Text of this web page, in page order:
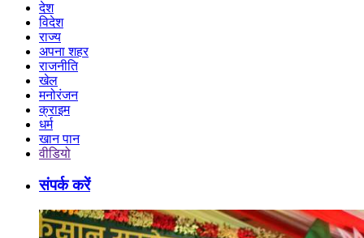
देश
विदेश
राज्य
अपना शहर
राजनीति
खेल
मनोरंजन
क्राइम
धर्म
खान पान
वीडियो
संपर्क करें